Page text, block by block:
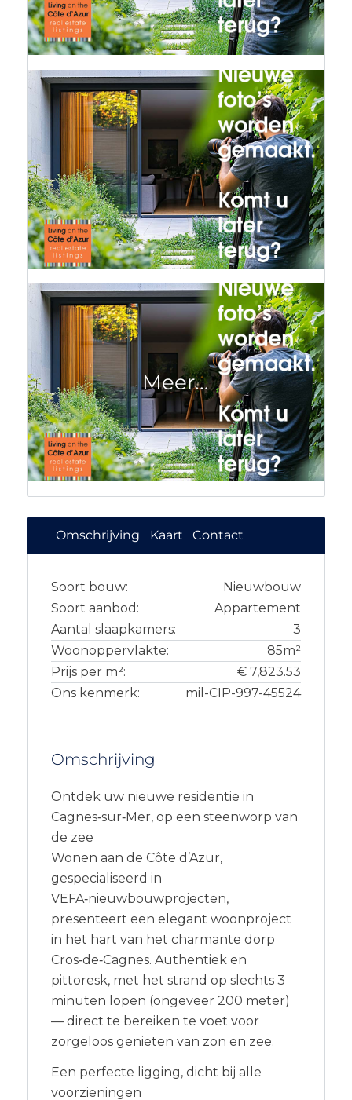
Omschrijving Kaart Contact
Soort bouw:
Nieuwbouw
Soort aanbod:
Appartement
Aantal slaapkamers:
3
Woonoppervlakte:
85m²
Prijs per m²:
€ 7,823.53
Ons kenmerk:
mil-CIP-997-45524
Omschrijving
Ontdek uw nieuwe residentie in
Cagnes‑sur‑Mer, op een steenworp van
de zee
Wonen aan de Côte d’Azur,
gespecialiseerd in
VEFA‑nieuwbouwprojecten,
presenteert een elegant woonproject
in het hart van het charmante dorp
Cros‑de‑Cagnes. Authentiek en
pittoresk, met het strand op slechts 3
minuten lopen (ongeveer 200 meter)
— direct te bereiken te voet voor
zorgeloos genieten van zon en zee.
Een perfecte ligging, dicht bij alle
voorzieningen